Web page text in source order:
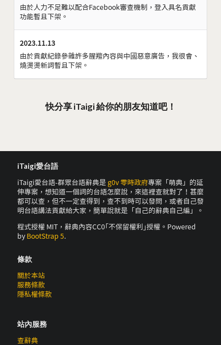
由於人力不足難以配合Facebook審查機制，登入具名貢獻
功能暫且下架。
2023.11.13
由於貢獻紀錄參雜許多腥羶內容與中國惡意廣告，我很會、
燒燙燙新詞暫且下架。
快分享 iTaigi 給你的朋友知道吧！
iTaigi愛台語
iTaigi愛台語-群眾台語辭典是 g0v 零時政府專案「萌典」的延
伸專案，想知道一個詞的台語怎麼說，來這裡查就對了！甚麼
都可以查，但不一定查得到，查不到時可以發問，或者自己發
明台語講法貢獻給大家，簡單說就是「自己的辭典自己編」。
程式授權 MIT，辭典內容CC0｢不保留權利｣授權。Powered
by BootStrap 5.
條款
關於本站
服務條款
隱私權條款
站內服務
查辭典